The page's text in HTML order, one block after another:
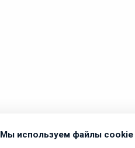
Мы используем файлы cookie